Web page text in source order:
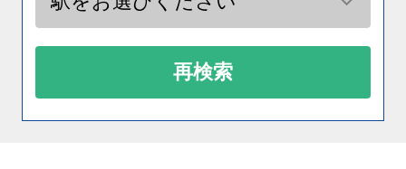
再検索